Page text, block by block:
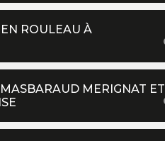
ROULEAU À
MERIGNAT ET